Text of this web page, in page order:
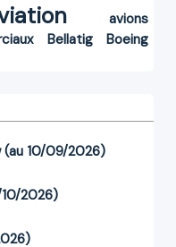
avions
Bellatig
Boeing
(au 10/09/2026)
10/2026)